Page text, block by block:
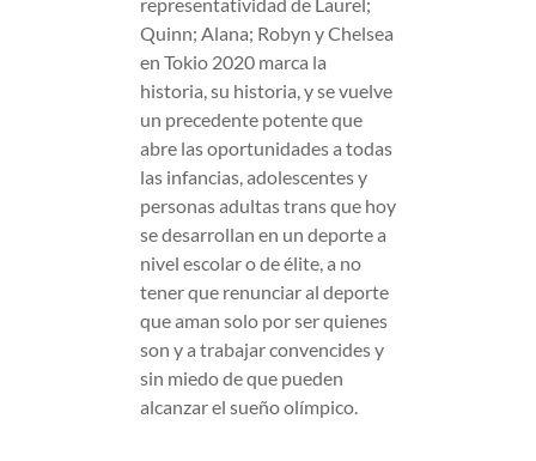
Quinn; Alana; Robyn y Chelsea
en Tokio 2020 marca la
historia, su historia, y se vuelve
un precedente potente que
abre las oportunidades a todas
las infancias, adolescentes y
personas adultas trans que hoy
se desarrollan en un deporte a
nivel escolar o de élite, a no
tener que renunciar al deporte
que aman solo por ser quienes
son y a trabajar convencides y
sin miedo de que pueden
alcanzar el sueño olímpico.